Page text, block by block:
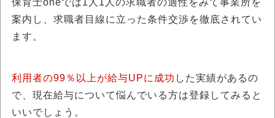
保育士oneでは1人1人の求職者の適性をみて事業所を
案内し、求職者目線に立った条件交渉を徹底されてい
ます。
利用者の99％以上が給与UPに成功 した実績があるの
で、現在給与について悩んでいる方は登録してみると
いいでしょう。